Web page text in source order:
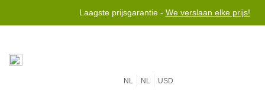
Laagste prijsgarantie - We verslaan elke prijs!
NL NL USD